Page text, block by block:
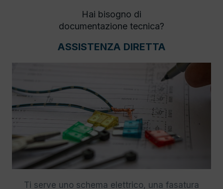
Hai bisogno di
documentazione tecnica?
ASSISTENZA DIRETTA
Ti serve uno schema elettrico, una fasatura